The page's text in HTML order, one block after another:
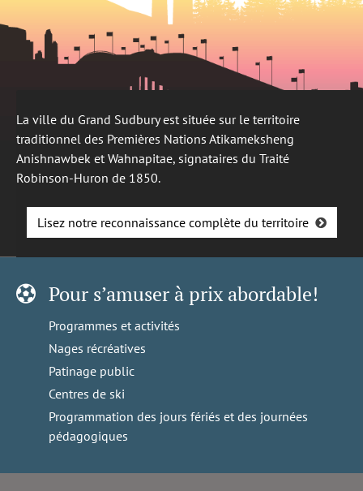
La ville du Grand Sudbury est située sur le territoire
traditionnel des Premières Nations Atikameksheng
Anishnawbek et Wahnapitae, signataires du Traité
Robinson-Huron de 1850.
Lisez notre reconnaissance complète du territoire
Pour s’amuser à prix abordable!
Programmes et activités
Nages récréatives
Patinage public
Centres de ski
Programmation des jours fériés et des journées
pédagogiques